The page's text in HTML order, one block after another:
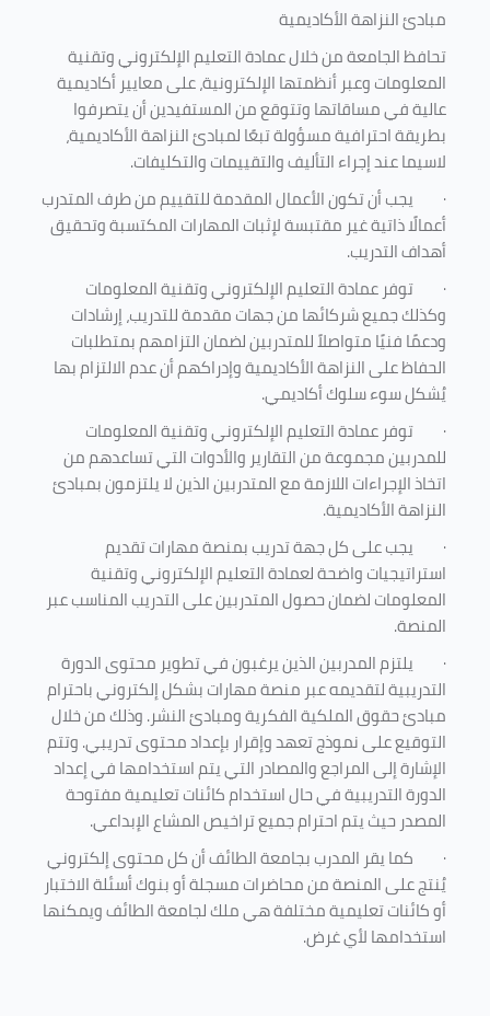
مبادئ النزاهة الأكاديمية
تحافظ الجامعة من خلال عمادة التعليم الإلكتروني وتقنية
المعلومات وعبر أنظمتها الإلكترونية، على معايير أكاديمية
عالية في مساقاتها وتتوقع من المستفيدين أن يتصرفوا
بطريقة احترافية مسؤولة تبعًا لمبادئ النزاهة الأكاديمية،
لاسيما عند إجراء التأليف والتقييمات والتكليفات.
· يجب أن تكون الأعمال المقدمة للتقييم من طرف المتدرب
أعمالًا ذاتية غير مقتبسة لإثبات المهارات المكتسبة وتحقيق
أهداف التدريب.
· توفر عمادة التعليم الإلكتروني وتقنية المعلومات
وكذلك جميع شركائها من جهات مقدمة للتدريب، إرشادات
ودعمًا فنيًا متواصلاً للمتدربين لضمان التزامهم بمتطلبات
الحفاظ على النزاهة الأكاديمية وإدراكهم أن عدم الالتزام بها
يُشكل سوء سلوك أكاديمي.
· توفر عمادة التعليم الإلكتروني وتقنية المعلومات
للمدربين مجموعة من التقارير والأدوات التي تساعدهم من
اتخاذ الإجراءات اللازمة مع المتدربين الذين لا يلتزمون بمبادئ
النزاهة الأكاديمية.
· يجب على كل جهة تدريب بمنصة مهارات تقديم
استراتيجيات واضحة لعمادة التعليم الإلكتروني وتقنية
المعلومات لضمان حصول المتدربين على التدريب المناسب عبر
المنصة.
· يلتزم المدربين الذين يرغبون في تطوير محتوى الدورة
التدريبية لتقديمه عبر منصة مهارات بشكل إلكتروني باحترام
مبادئ حقوق الملكية الفكرية ومبادئ النشر. وذلك من خلال
التوقيع على نموذج تعهد وإقرار بإعداد محتوى تدريبي. وتتم
الإشارة إلى المراجع والمصادر التي يتم استخدامها في إعداد
الدورة التدريبية في حال استخدام كائنات تعليمية مفتوحة
المصدر حيث يتم احترام جميع تراخيص المشاع الإبداعي.
· كما يقر المدرب بجامعة الطائف أن كل محتوى إلكتروني
يُنتج على المنصة من محاضرات مسجلة أو بنوك أسئلة الاختبار
أو كائنات تعليمية مختلفة هي ملك لجامعة الطائف ويمكنها
استخدامها لأي غرض.